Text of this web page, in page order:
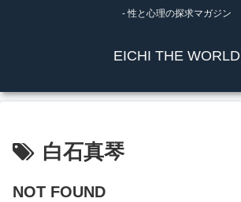
- 性と心理の探求マガジン
EICHI THE WORLD
白石真琴
NOT FOUND